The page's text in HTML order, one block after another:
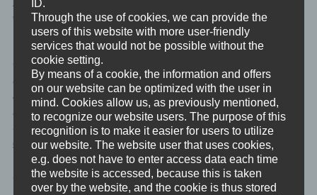
das eine wichtiger als das andere ist.
Und alleine das Bewusstmachen und Priorisieren deiner Werte
wird gewissermaßen über Nacht etwas an der Liste der Werte
und ihrer Reihenfolge oder ihren Motivationsdimensionen
ändern. Und das ist gut so, das ist grandios so, denn es ist der
Beweis, dass du dich ändern kannst und gerade den ersten
Schritt vom Rest deiner Reise “ Persönliche Entwicklung”
gemacht hast.
Schattenarbeit und das Ego erweitern
ID.
Through the use of cookies, we can provide the
users of this website with more user-friendly
services that would not be possible without the
cookie setting.
By means of a cookie, the information and offers
on our website can be optimized with the user in
mind. Cookies allow us, as previously mentioned,
to recognize our website users. The purpose of this
recognition is to make it easier for users to utilize
our website. The website user that uses cookies,
e.g. does not have to enter access data each time
the website is accessed, because this is taken
over by the website, and the cookie is thus stored